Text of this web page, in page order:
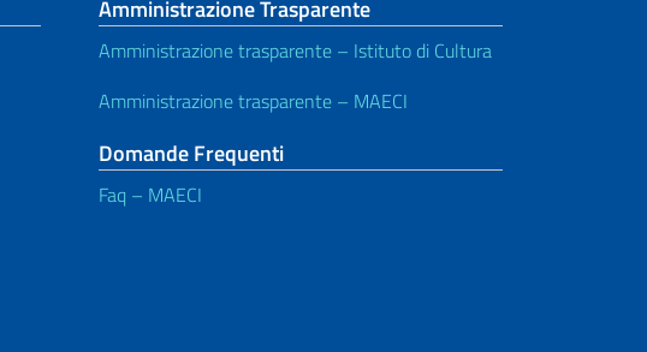
Amministrazione Trasparente
Amministrazione trasparente – Istituto di Cultura
Amministrazione trasparente – MAECI
Domande Frequenti
Faq – MAECI